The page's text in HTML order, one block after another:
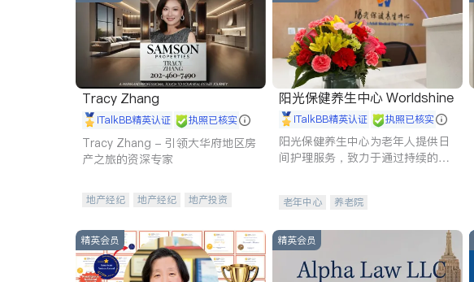
Tracy Zhang
iTalkBB精英认证 执照已核实
Tracy Zhang - 引领大华府地区房
产之旅的资深专家
地产经纪 地产经纪
地产投资
阳光保健养生中心 Worldshine
iTalkBB精英认证 执照已核实
阳光保健养生中心为老年人提供日
间护理服务，致力于通过持续的护
老年中心 养老院
精英会员 精英会员